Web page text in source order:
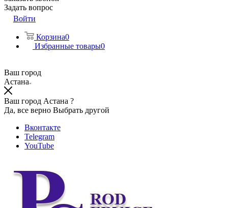
Задать вопрос
Войти
Корзина0
Избранные товары0
Ваш город
Астана
Ваш город Астана ?
Да, все верно Выбрать другой
Вконтакте
Telegram
YouTube